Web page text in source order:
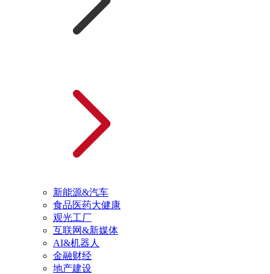
新能源&汽车
食品医药大健康
观光工厂
互联网&新媒体
AI&机器人
金融财经
地产建设